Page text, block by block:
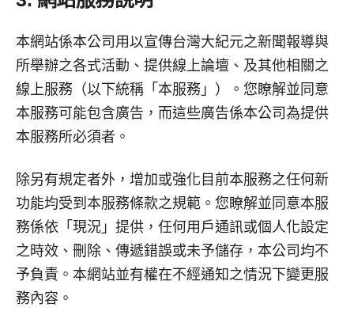
本網站係本公司用以宣傳台灣大紀元之新聞報導與
所舉辦之各式活動、提供線上論壇、及其他相關之
線上服務（以下統稱「本服務」）。您瞭解並同意
本服務可能包含廣告，而這些廣告係本公司為提供
本服務所必須者。
除另有規定者外，增加或強化目前本服務之任何新
功能均受到本服務條款之規範。您瞭解並同意本服
務係依「現況」提供，任何用戶通訊或個人化設定
之時效、刪除、傳遞錯誤或未予儲存，本公司均不
予負責。本網站並有權在不經通知之情況下變更服
務內容。